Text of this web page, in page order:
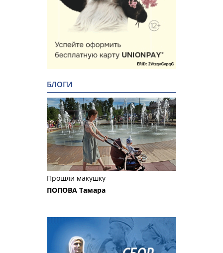
БЛОГИ
Прошли макушку
ПОПОВА Тамара